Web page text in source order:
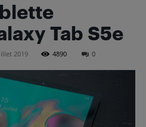
Tab S5e
2019 4890 0